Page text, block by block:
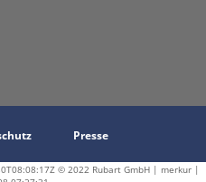
Presse
© 2022 Rubart GmbH | merkur |